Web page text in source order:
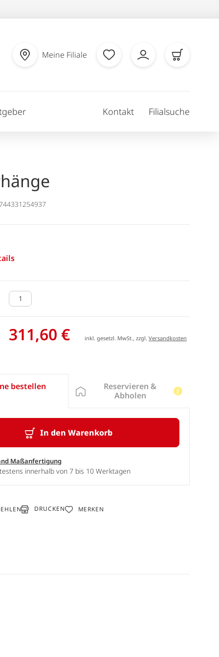
Meine Filiale
Kontakt Filialsuche
311,60 € inkl. gesetzl. MwSt., zzgl.Versandkosten
bestellen
In den Warenkorb
Maßanfertigung
innerhalb von 7 bis 10 Werktagen
Reservieren &
Abholen
DRUCKEN MERKEN